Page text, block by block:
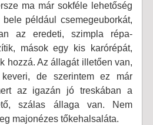
ma már sokféle lehetőség
például csemegeuborkát,
az eredeti, szimpla répa-
mások egy kis karórépát,
hozzá. Az állagát illetően van,
de szerintem ez már
az igazán jó treskában a
szálas állaga van. Nem
majonézes tőkehalsaláta.